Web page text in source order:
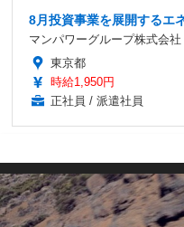
8月投資事業を展開するエ
マンパワーグループ株式会社
東京都
時給1,950円
正社員 / 派遣社員